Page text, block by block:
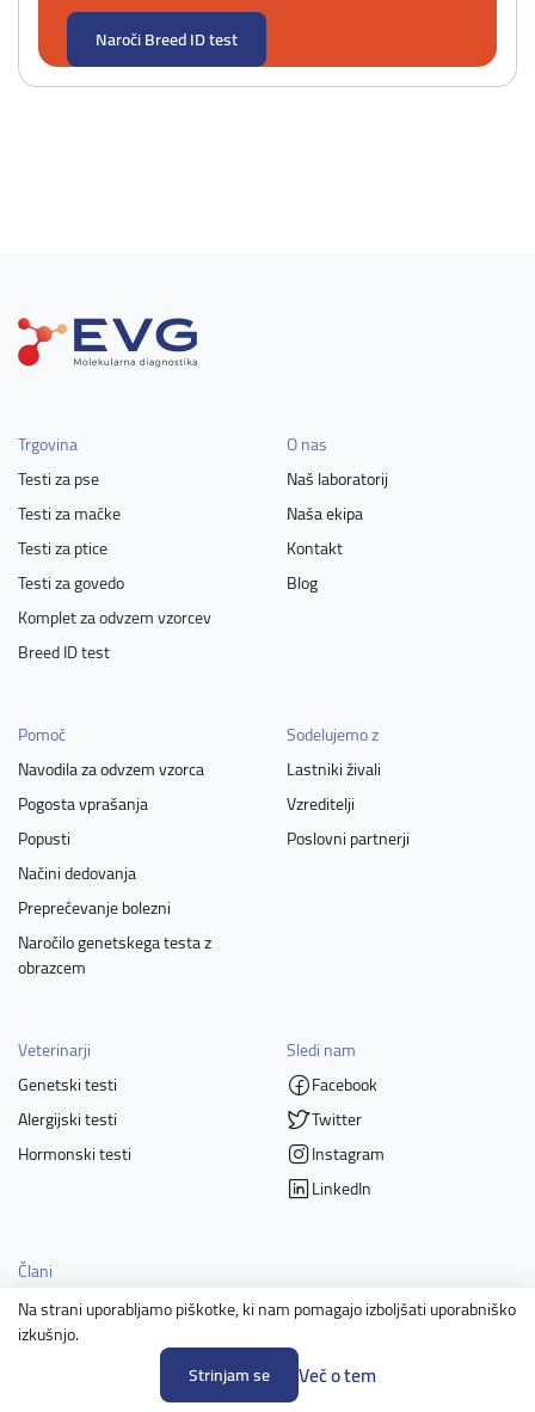
Na strani uporabljamo piškotke, ki nam pomagajo izboljšati uporabniško
izkušnjo.
Strinjam se
Več o tem
Naroči Breed ID test
Trgovina
Testi za pse
Testi za mačke
Testi za ptice
Testi za govedo
Komplet za odvzem vzorcev
Breed ID test
O nas
Naš laboratorij
Naša ekipa
Kontakt
Blog
Pomoč
Navodila za odvzem vzorca
Pogosta vprašanja
Popusti
Načini dedovanja
Preprečevanje bolezni
Naročilo genetskega testa z
obrazcem
Sodelujemo z
Lastniki živali
Vzreditelji
Poslovni partnerji
Veterinarji
Genetski testi
Alergijski testi
Hormonski testi
Sledi nam
Facebook
Twitter
Instagram
LinkedIn
Člani